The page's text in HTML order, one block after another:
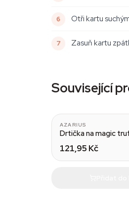
Otři kartu
Zasuň kartu
Související
AZARIUS
Drtička na magic
121,95 Kč